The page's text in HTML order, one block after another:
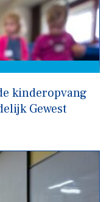
kinderopvang
Gewest